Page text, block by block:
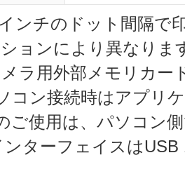
ンチのドット間隔で
ョンにより異なりま
ラ用外部メモリカー
コン接続時はアプリ
ご使用は、パソコン
ンターフェイスは